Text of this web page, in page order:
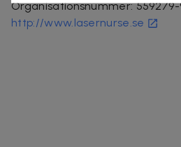
Organisationsnummer:559279-
http://www.lasernurse.se